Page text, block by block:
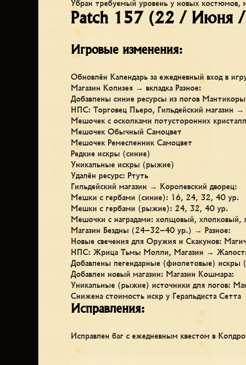
Убран требуемый уровень у новых костюмов,
Patch 157 (22 / Июня
Игровые изменения:
Обновлён Календарь за ежедневный вход в
Магазин Колизея → вкладка Разное:
Добавлены синие ресурсы из логов
НПС: Торговец Пьеро, Гильдейский магазин →
Мешочек с осколками потусторонних
Мешочек Обычный Самоцвет
Мешочек Ремесленник Самоцвет
Редкие искры (синие)
Уникальные искры (рыжие)
Удалён ресурс: Ртуть
Гильдейский магазин → Королевский дворец:
Мешки с гербами (синие): 16, 24, 32, 40 ур.
Мешки с гербами (рыжие): 24, 32, 40 ур.
Мешочки с наградами: холщовый, хлопковый,
Магазин Бездны (24–32–40 ур.) → Разное:
Новые свечения для Оружия и Скакунов:
НПС: Жрица Тьмы Молли, Магазин →
Добавлены легендарные (фиолетовые) искры
Добавлен новый магазин: Магазин Кошмара:
Уникальные (рыжие) источники для логов:
Снижена стоимость искр у Геральдиста Сетта
Исправления:
Исправлен баг с ежедневным квестом в